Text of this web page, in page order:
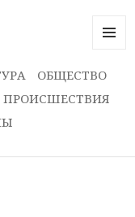
И
ОБЩЕСТВО
ПРОИСШЕСТВИЯ